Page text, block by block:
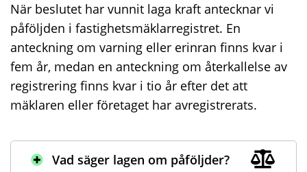
När beslutet har vunnit laga kraft antecknar vi
påföljden i fastighetsmäklarregistret. En
anteckning om varning eller erinran finns kvar i
fem år, medan en anteckning om återkallelse av
registrering finns kvar i tio år efter det att
mäklaren eller företaget har avregistrerats.
Vad säger lagen om påföljder?